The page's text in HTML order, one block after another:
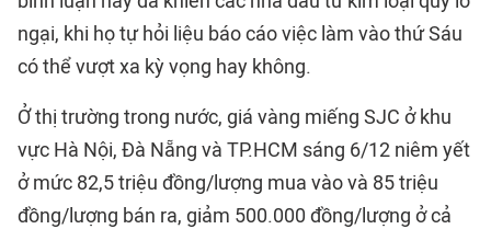
ngại, khi họ tự hỏi liệu báo cáo việc làm vào thứ Sáu
có thể vượt xa kỳ vọng hay không.
Ở thị trường trong nước, giá vàng miếng SJC ở khu
vực Hà Nội, Đà Nẵng và TP.HCM sáng 6/12 niêm yết
ở mức 82,5 triệu đồng/lượng mua vào và 85 triệu
đồng/lượng bán ra, giảm 500.000 đồng/lượng ở cả